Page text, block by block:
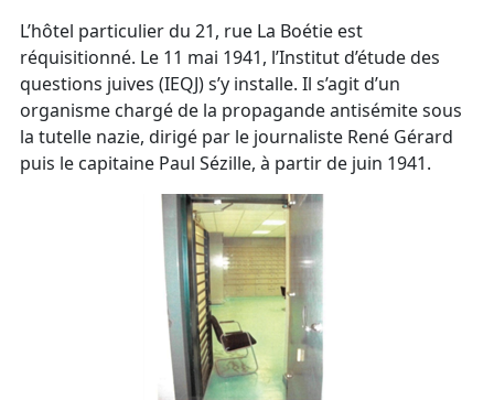
L’hôtel particulier du 21, rue La Boétie est
réquisitionné. Le 11 mai 1941, l’Institut d’étude des
questions juives (IEQJ) s’y installe. Il s’agit d’un
organisme chargé de la propagande antisémite sous
la tutelle nazie, dirigé par le journaliste René Gérard
puis le capitaine Paul Sézille, à partir de juin 1941.